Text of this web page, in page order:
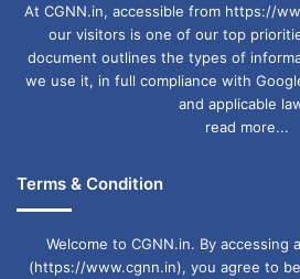
At CGNN.in, accessible from https://
our visitors is one of our top
document outlines the types of
we use it, in full compliance with
and applicable
read more...
Terms & Condition
Welcome to CGNN.in. By accessing
(https://www.cgnn.in), you agree to